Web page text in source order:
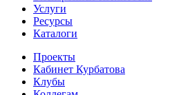
Услуги
Ресурсы
Каталоги
Проекты
Кабинет Курбатова
Клубы